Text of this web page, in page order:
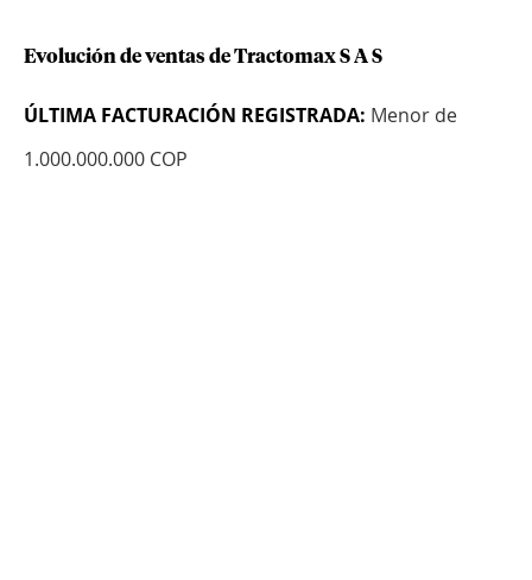
Evolución de ventas de Tractomax S A S
ÚLTIMA FACTURACIÓN REGISTRADA: Menor de
1.000.000.000 COP